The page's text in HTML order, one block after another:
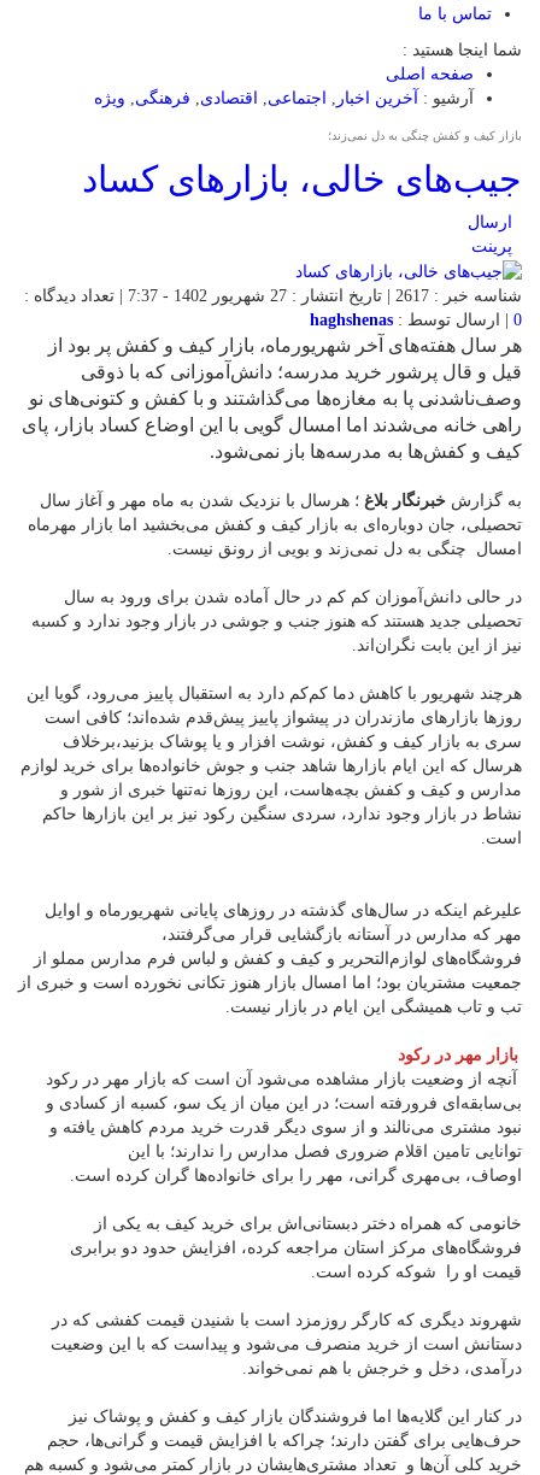
تماس با ما
شما اینجا هستید :
صفحه اصلی
آرشیو :
آخرین اخبار اجتماعی اقتصادی فرهنگی ویژه
بازار کیف و کفش چنگی به دل نمی‌زند؛
جیب‌های خالی، بازارهای کساد
ارسال
پرینت
شناسه خبر : 2617 | تاریخ انتشار : 27 شهریور 1402 - 7:37 | تعداد دیدگاه :
0 | ارسال توسط : haghshenas
هر سال هفته‌های آخر شهریورماه، بازار کیف و کفش پر بود از
قیل و قال پرشور خرید مدرسه؛ دانش‌آموزانی که با ذوقی
وصف‌ناشدنی پا به مغازه‌ها می‌گذاشتند و با کفش و کتونی‌های نو
راهی خانه می‌شدند اما امسال گویی با این اوضاع کساد بازار، پای
کیف و کفش‌ها به مدرسه‌ها باز نمی‌شود.
به گزارش خبرنگار بلاغ ؛ هرسال با نزدیک شدن به ماه مهر و آغاز سال
تحصیلی، جان دوباره‌ای به بازار کیف و کفش می‌بخشید اما بازار مهرماه
امسال چنگی به دل نمی‌زند و بویی از رونق نیست.
در حالی دانش‌آموزان کم کم در حال آماده شدن برای ورود به سال
تحصیلی جدید هستند که هنوز جنب و جوشی در بازار وجود ندارد و کسبه
نیز از این بابت نگران‌اند.
هر‌چند شهریور با کاهش دما کم‌کم دارد به استقبال پاییز می‌رود، ‌گویا این
روزها بازارهای مازندران در پیشواز‌ ‌پاییز پیش‌‌قدم شده‌اند؛ کافی است
‌سری به بازار کیف و کفش، نوشت افزار و یا پوشاک بزنید،برخلاف
هرسال که این ایام بازارها شاهد جنب و جوش خانواده‌ها برای خرید لوازم
مدارس و کیف و کفش بچه‌هاست، این روزها نه‌تنها خبری از شور و
نشاط در بازار وجود ندارد، سردی سنگین رکود نیز بر این بازارها حاکم
است.
علیرغم اینکه در سال‌های گذشته در روزهای پایانی شهریورماه و اوایل
مهر که مدارس در آستانه بازگشایی قرار می‌گرفتند،
فروشگاه‌های لوازم‌التحریر و کیف و کفش و لباس فرم مدارس مملو از
جمعیت مشتریان بود؛ اما امسال بازار هنوز تکانی نخورده است و خبری از
تب و تاب همیشگی این ایام در بازار نیست.
بازار مهر در رکود
آنچه از وضعیت بازار مشاهده می‌شود آن است که بازار مهر در رکود
بی‌سابقه‌ای فرورفته است؛ در این میان از یک سو، کسبه از کسادی و
نبود مشتری می‌نالند و از سوی دیگر قدرت خرید مردم کاهش یافته و
توانایی تامین اقلام ضروری فصل مدارس را ندارند؛ با این
اوصاف، بی‌مهری گرانی، مهر را برای خانواده‌ها گران کرده است.
خانومی که همراه دختر دبستانی‌اش برای خرید کیف به یکی از
فروشگاه‌های مرکز استان مراجعه کرده، افزایش حدود دو برابری
قیمت او را شوکه کرده است.
شهروند دیگری که کارگر روزمزد است با شنیدن قیمت کفشی که در
دستانش است از خرید منصرف می‌شود و پیداست که با این وضعیت
درآمدی، دخل و خرجش با هم نمی‌خواند.
در کنار این گلایه‌ها اما فروشندگان بازار کیف و کفش و پوشاک نیز
حرف‌هایی برای گفتن دارند؛ چراکه با افزایش قیمت و گرانی‌ها، حجم
خرید کلی آن‌ها و تعداد مشتری‌هایشان در بازار کمتر می‌شود و کسبه هم